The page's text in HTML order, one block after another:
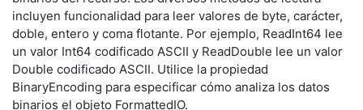
incluyen funcionalidad para leer valores de byte, carácter,
doble, entero y coma flotante. Por ejemplo, ReadInt64 lee
un valor Int64 codificado ASCII y ReadDouble lee un valor
Double codificado ASCII. Utilice la propiedad
BinaryEncoding para especificar cómo analiza los datos
binarios el objeto FormattedIO.